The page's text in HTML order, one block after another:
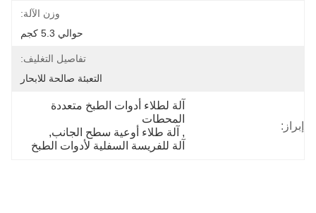
وزن الآلة:
حوالي 5.3 كجم
تفاصيل التغليف:
التعبئة صالحة للابحار
إبراز:
آلة لطلاء أدوات الطبخ متعددة
المحطات
, آلة طلاء أوعية سطح الجانب,
آلة للفريسة السفلية لأدوات الطبخ